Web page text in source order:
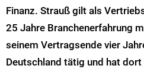
Finanz. Strauß gilt als
25 Jahre Branchenerfahrung
seinem Vertragsende vier
Deutschland tätig und hat